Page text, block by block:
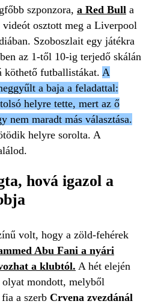
szponzora, a Red Bull a
videót osztott meg a Liverpool
Szoboszlait egy játékra
az 1-től 10-ig terjedő skálán
köthető futballistákat. A
a baja a feladattal:
helyre tette, mert az ő
nem maradt más választása.
helyre sorolta. A
hová igazol a
volt, hogy a zöld-fehérek
Abu Fani a nyári
a klubtól. A hét elején
olyat mondott, melyből
a szerb Crvena zvezdánál